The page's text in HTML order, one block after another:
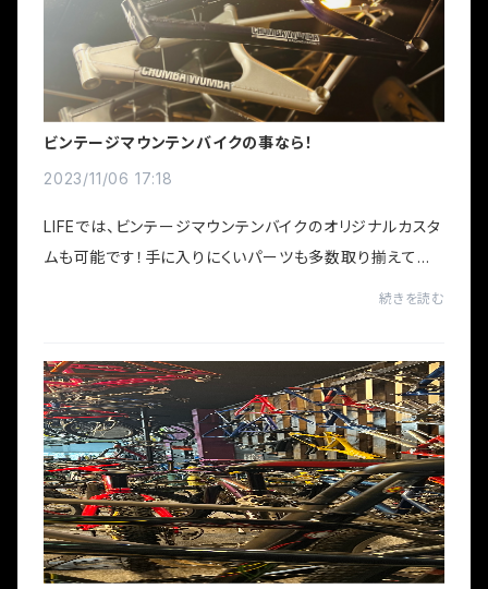
ビンテージマウンテンバイクの事なら！
2023/11/06 17:18
LIFEでは、ビンテージマウンテンバイクのオリジナルカスタ
ムも可能です！手に入りにくいパーツも多数取り揃えてお
続きを読む